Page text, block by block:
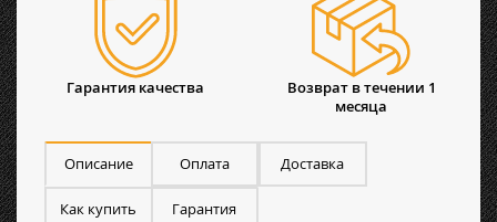
Гарантия качества
Возврат в течении 1
месяца
Описание Оплата Доставка
Как купить Гарантия